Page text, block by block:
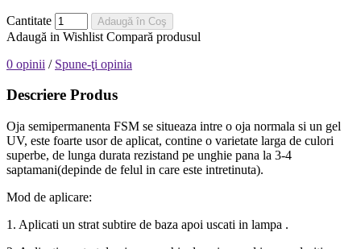
Cantitate Adaugă în Coş
Adaugă in Wishlist Compară produsul
0 opinii / Spune-ţi opinia
Descriere Produs
Oja semipermanenta FSM se situeaza intre o oja normala si un gel
UV, este foarte usor de aplicat, contine o varietate larga de culori
superbe, de lunga durata rezistand pe unghie pana la 3-4
saptamani(depinde de felul in care este intretinuta).
Mod de aplicare:
1. Aplicati un strat subtire de baza apoi uscati in lampa .